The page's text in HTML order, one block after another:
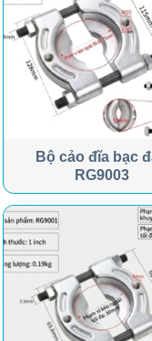
Bộ cảo đĩa bạc
RG9003